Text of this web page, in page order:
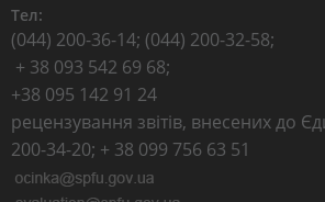
Тел:
(044) 200-36-14; (044) 200-32-58;
+ 38 093 542 69 68;
+38 095 142 91 24
рецензування звітів, внесених до
200-34-20; + 38 099 756 63 51